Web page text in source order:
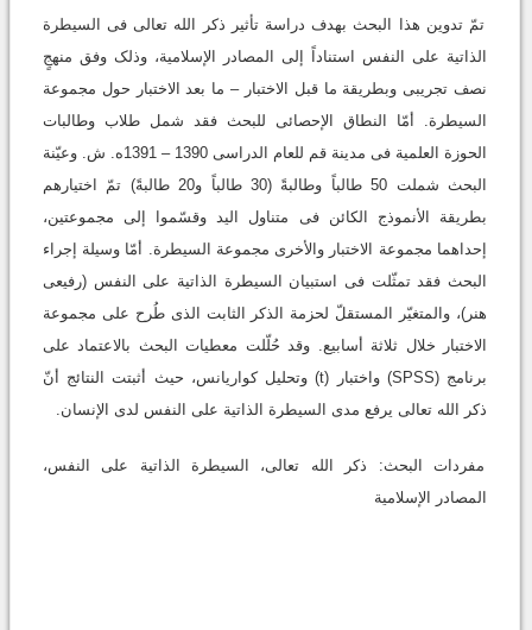
تمّ تدوین هذا البحث بهدف دراسة تأثیر ذکر الله تعالى فی السیطرة
الذاتیة على النفس استناداً إلى المصادر الإسلامیة، وذلک وفق منهجٍ
نصف تجریبی وبطریقة ما قبل الاختبار – ما بعد الاختبار حول مجموعة
السیطرة. أمّا النطاق الإحصائی للبحث فقد شمل طلاب وطالبات
الحوزة العلمیة فی مدینة قم للعام الدراسی 1390 – 1391ه. ش. وعیّنة
البحث شملت 50 طالباً وطالبةً (30 طالباً و20 طالبةً) تمّ اختیارهم
بطریقة الأنموذج الکائن فی متناول الید وقسّموا إلى مجموعتین،
إحداهما مجموعة الاختبار والأخرى مجموعة السیطرة. أمّا وسیلة إجراء
البحث فقد تمثّلت فی استبیان السیطرة الذاتیة على النفس (رفیعی
هنر)، والمتغیّر المستقلّ لحزمة الذکر الثابت الذی طُرح على مجموعة
الاختبار خلال ثلاثة أسابیع. وقد حُلّلت معطیات البحث بالاعتماد على
برنامج (SPSS) واختبار (t) وتحلیل کواریانس، حیث أثبتت النتائج أنّ
ذکر الله تعالى یرفع مدى السیطرة الذاتیة على النفس لدى الإنسان.
مفردات البحث: ذکر الله تعالى، السیطرة الذاتیة على النفس،
المصادر الإسلامیة